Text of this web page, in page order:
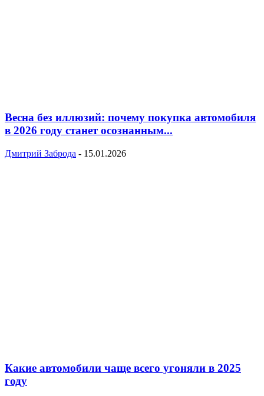
Весна без иллюзий: почему покупка автомобиля
в 2026 году станет осознанным...
Дмитрий Заброда - 15.01.2026
Какие автомобили чаще всего угоняли в 2025
году